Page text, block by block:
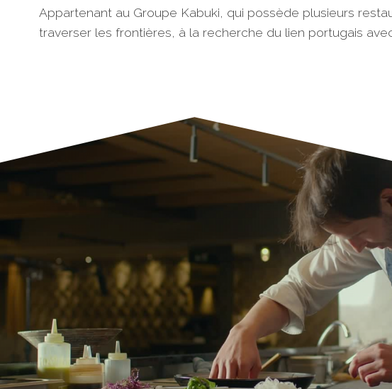
Appartenant au Groupe Kabuki, qui possède plusieurs
traverser les frontières, à la recherche du lien portugais